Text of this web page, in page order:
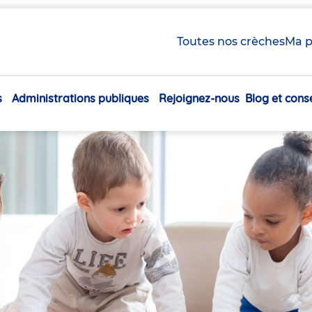
Toutes nos crèchesMa
Navigation
Administrations publiques Rejoignez-nous Blog et